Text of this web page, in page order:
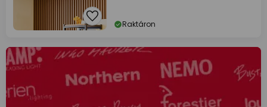
Raktáron